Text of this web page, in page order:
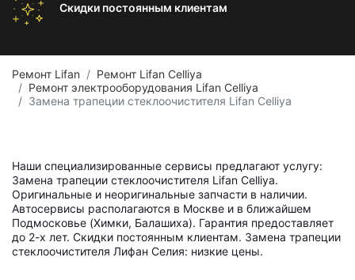
Скидки постоянным клиентам
Ремонт Lifan
Ремонт Lifan Celliya
Ремонт электрооборудования Lifan Celliya
Замена трапеции стеклоочистителя Lifan Celliya
Наши специализированные сервисы предлагают услугу:
Замена трапеции стеклоочистителя Lifan Celliya.
Оригинальные и неоригинальные запчасти в наличии.
Автосервисы располагаются в Москве и в ближайшем
Подмосковье (Химки, Балашиха). Гарантия предоставляет
до 2-х лет. Скидки постоянным клиентам. Замена трапеции
стеклоочистителя Лифан Селия: низкие цены.